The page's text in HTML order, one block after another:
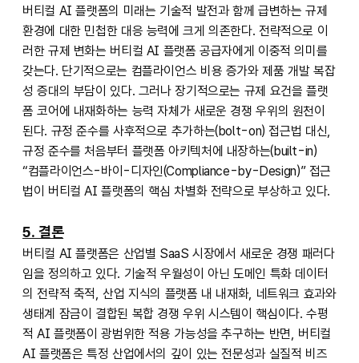
버티컬 AI 플랫폼의 미래는 기술적 발전과 함께 급변하는 규제
환경에 대한 민첩한 대응 능력에 크게 의존한다. 전략적으로 이
러한 규제 변화는 버티컬 AI 플랫폼 공급자에게 이중적 의미를
갖는다. 단기적으로는 컴플라이언스 비용 증가와 제품 개발 복잡
성 증대의 부담이 있다. 그러나 장기적으로는 규제 요건을 플랫
폼 코어에 내재화하는 능력 자체가 새로운 경쟁 우위의 원천이
된다. 규정 준수를 사후적으로 추가하는(bolt-on) 접근법 대신,
규정 준수를 처음부터 플랫폼 아키텍처에 내장하는(built-in)
“컴플라이언스-바이-디자인(Compliance-by-Design)” 접근
법이 버티컬 AI 플랫폼의 핵심 차별화 전략으로 부상하고 있다.
5. 결론
버티컬 AI 플랫폼은 산업별 SaaS 시장에서 새로운 경쟁 패러다
임을 정의하고 있다. 기술적 우월성이 아닌 도메인 특화 데이터
의 전략적 축적, 산업 지식의 플랫폼 내 내재화, 네트워크 효과와
생태계 잠금이 결합된 복합 경쟁 우위 시스템이 핵심이다. 수평
적 AI 플랫폼이 광범위한 적용 가능성을 추구하는 반면, 버티컬
AI 플랫폼은 특정 산업에서의 깊이 있는 전문성과 실질적 비즈